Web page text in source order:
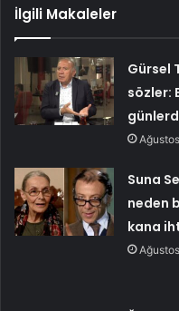
İlgili Makaleler
Gürsel
sözler:
Suna
neden
kana